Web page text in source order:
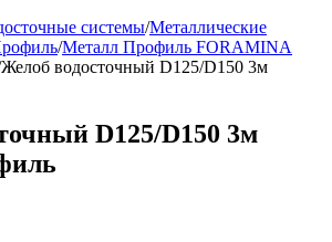
системы/Металлические
/Металл Профиль FORAMINA
Желоб водосточный D125/D150 3м
D125/D150 3м